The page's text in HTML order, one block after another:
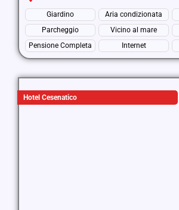
Giardino Aria condizionata
Parcheggio
Vicino al mare
Pensione Completa
Internet
Hotel Cesenatico